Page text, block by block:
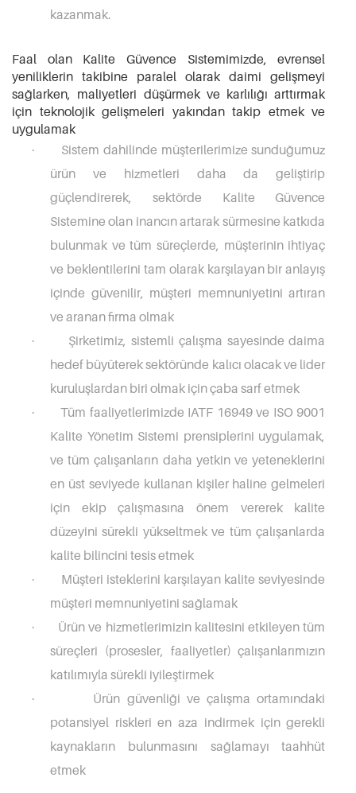
kazanmak.
Faal olan Kalite Güvence Sistemimizde, evrensel
yeniliklerin takibine paralel olarak daimi gelişmeyi
sağlarken, maliyetleri düşürmek ve karlılığı arttırmak
için teknolojik gelişmeleri yakından takip etmek ve
uygulamak
·
Sistem dahilinde müşterilerimize sunduğumuz
ürün ve hizmetleri daha da geliştirip
güçlendirerek, sektörde Kalite Güvence
Sistemine olan inancın artarak sürmesine katkıda
bulunmak ve tüm süreçlerde, müşterinin ihtiyaç
ve beklentilerini tam olarak karşılayan bir anlayış
içinde güvenilir, müşteri memnuniyetini artıran
ve aranan firma olmak
·
Şirketimiz, sistemli çalışma sayesinde daima
hedef büyüterek sektöründe kalıcı olacak ve lider
kuruluşlardan biri olmak için çaba sarf etmek
·
Tüm faaliyetlerimizde IATF 16949 ve ISO 9001
Kalite Yönetim Sistemi prensiplerini uygulamak,
ve tüm çalışanların daha yetkin ve yeteneklerini
en üst seviyede kullanan kişiler haline gelmeleri
için ekip çalışmasına önem vererek kalite
düzeyini sürekli yükseltmek ve tüm çalışanlarda
kalite bilincini tesis etmek
·
Müşteri isteklerini karşılayan kalite seviyesinde
müşteri memnuniyetini sağlamak
·
Ürün ve hizmetlerimizin kalitesini etkileyen tüm
süreçleri (prosesler, faaliyetler) çalışanlarımızın
katılımıyla sürekli iyileştirmek
·
Ürün güvenliği ve çalışma ortamındaki
potansiyel riskleri en aza indirmek için gerekli
kaynakların bulunmasını sağlamayı taahhüt
etmek